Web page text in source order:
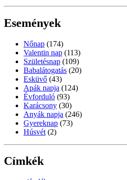
Események
Nőnap (174)
Valentin nap (113)
Születésnap (109)
Babalátogatás (20)
Esküvő (43)
Apák napja (124)
Évforduló (93)
Karácsony (30)
Anyák napja (246)
Gyereknap (73)
Húsvét (2)
Címkék